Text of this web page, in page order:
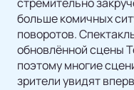
больше комичных
поворотов.
обновлённой сцены
поэтому многие
зрители увидят